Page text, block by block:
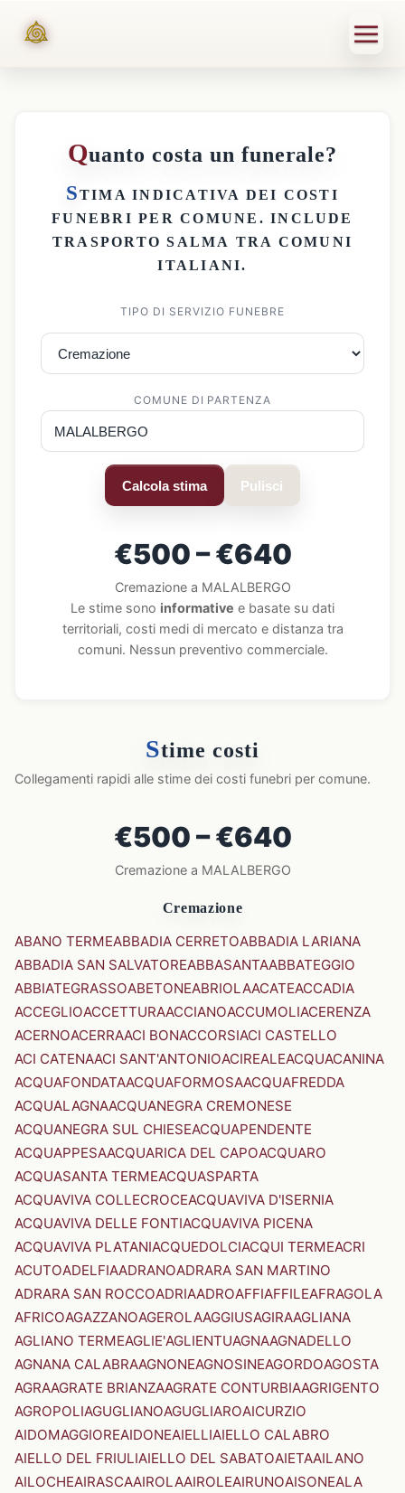
Quanto costa un funerale?
STIMA INDICATIVA DEI COSTI
FUNEBRI PER COMUNE . INCLUDE
TRASPORTO SALMA TRA COMUNI
ITALIANI.
TIPO DI SERVIZIO FUNEBRE
COMUNE DI PARTENZA
Calcola stima Pulisci
€500 – €640
Cremazione a MALALBERGO
Le stime sono informative e basate su dati
territoriali, costi medi di mercato e distanza tra
comuni. Nessun preventivo commerciale.
Stime costi
Collegamenti rapidi alle stime dei costi funebri per comune.
€500 – €640
Cremazione a MALALBERGO
Cremazione
ABANO TERMEABBADIA CERRETOABBADIA LARIANA
ABBADIA SAN SALVATOREABBASANTAABBATEGGIO
ABBIATEGRASSOABETONEABRIOLAACATEACCADIA
ACCEGLIOACCETTURAACCIANOACCUMOLIACERENZA
ACERNOACERRAACI BONACCORSIACI CASTELLO
ACI CATENAACI SANT'ANTONIOACIREALEACQUACANINA
ACQUAFONDATAACQUAFORMOSAACQUAFREDDA
ACQUALAGNAACQUANEGRA CREMONESE
ACQUANEGRA SUL CHIESEACQUAPENDENTE
ACQUAPPESAACQUARICA DEL CAPOACQUARO
ACQUASANTA TERMEACQUASPARTA
ACQUAVIVA COLLECROCEACQUAVIVA D'ISERNIA
ACQUAVIVA DELLE FONTIACQUAVIVA PICENA
ACQUAVIVA PLATANIACQUEDOLCIACQUI TERMEACRI
ACUTOADELFIAADRANOADRARA SAN MARTINO
ADRARA SAN ROCCOADRIAADROAFFIAFFILEAFRAGOLA
AFRICOAGAZZANOAGEROLAAGGIUSAGIRAAGLIANA
AGLIANO TERMEAGLIE'AGLIENTUAGNAAGNADELLO
AGNANA CALABRAAGNONEAGNOSINEAGORDOAGOSTA
AGRAAGRATE BRIANZAAGRATE CONTURBIAAGRIGENTO
AGROPOLIAGUGLIANOAGUGLIAROAICURZIO
AIDOMAGGIOREAIDONEAIELLIAIELLO CALABRO
AIELLO DEL FRIULIAIELLO DEL SABATOAIETAAILANO
AILOCHEAIRASCAAIROLAAIROLEAIRUNOAISONEALA